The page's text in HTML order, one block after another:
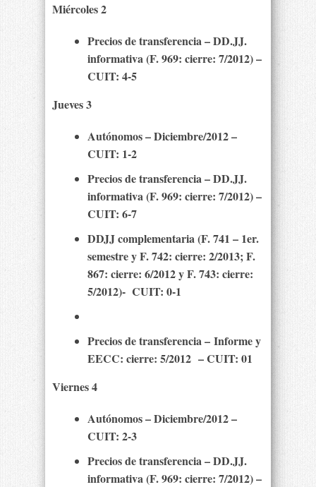
Miércoles 2
Precios de transferencia – DD.JJ.
informativa (F. 969: cierre: 7/2012) –
CUIT: 4-5
Jueves 3
Autónomos – Diciembre/2012 –
CUIT: 1-2
Precios de transferencia – DD.JJ.
informativa (F. 969: cierre: 7/2012) –
CUIT: 6-7
DDJJ complementaria (F. 741 – 1er.
semestre y F. 742: cierre: 2/2013; F.
867: cierre: 6/2012 y F. 743: cierre:
5/2012)- CUIT: 0-1
Precios de transferencia – Informe y
EECC: cierre: 5/2012 – CUIT: 01
Viernes 4
Autónomos – Diciembre/2012 –
CUIT: 2-3
Precios de transferencia – DD.JJ.
informativa (F. 969: cierre: 7/2012) –